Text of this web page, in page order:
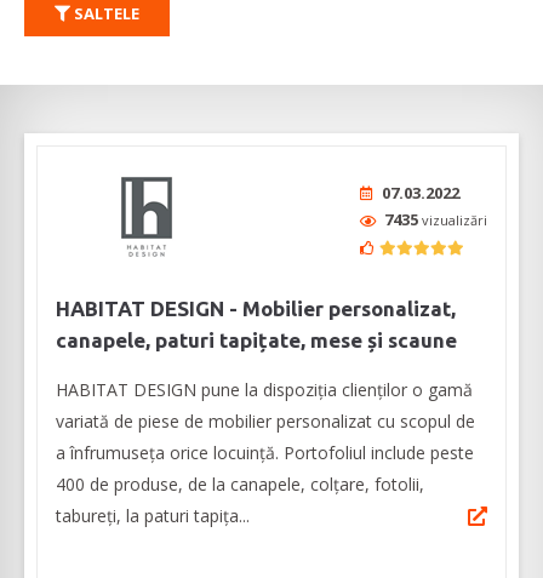
SALTELE
07.03.2022
7435 vizualizări
HABITAT DESIGN - Mobilier personalizat,
canapele, paturi tapițate, mese și scaune
HABITAT DESIGN pune la dispoziția clienților o gamă
variată de piese de mobilier personalizat cu scopul de
a înfrumuseța orice locuință. Portofoliul include peste
400 de produse, de la canapele, colțare, fotolii,
tabureți, la paturi tapița...